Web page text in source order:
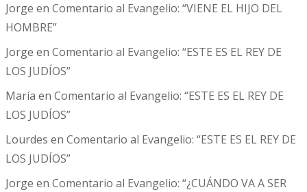
Jorge en Comentario al Evangelio: “VIENE EL HIJO DEL
HOMBRE”
Jorge en Comentario al Evangelio: “ESTE ES EL REY DE
LOS JUDÍOS”
María en Comentario al Evangelio: “ESTE ES EL REY DE
LOS JUDÍOS”
Lourdes en Comentario al Evangelio: “ESTE ES EL REY DE
LOS JUDÍOS”
Jorge en Comentario al Evangelio: “¿CUÁNDO VA A SER